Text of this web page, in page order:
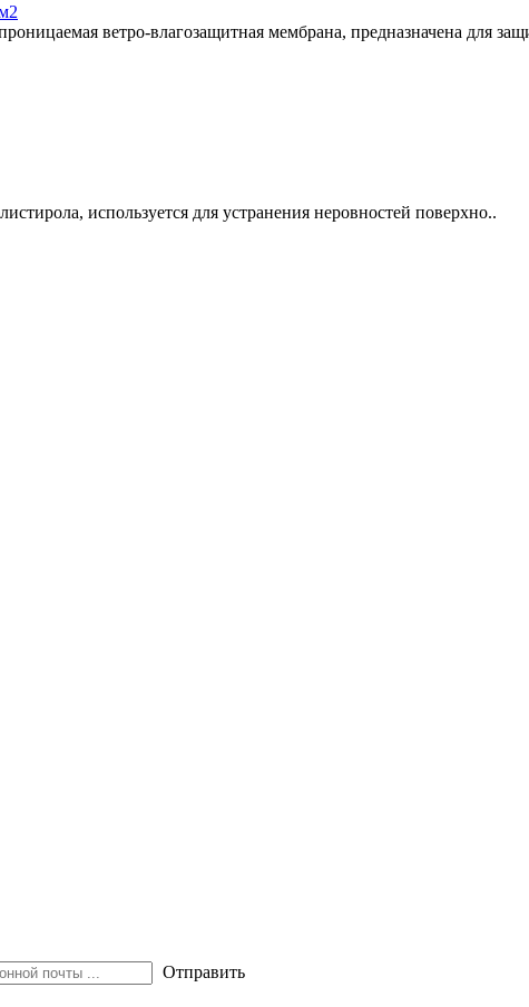
ветро-влагозащитная мембрана, предназначена для
используется для устранения неровностей поверхно..
Отправить